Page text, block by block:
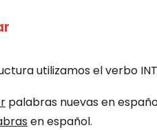
utilizamos el verbo
palabras nuevas en
en español.